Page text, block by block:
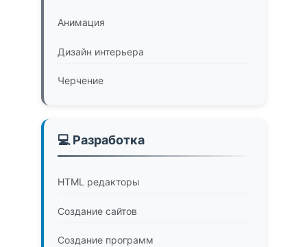
Анимация
Дизайн интерьера
Черчение
💻 Разработка
HTML редакторы
Создание сайтов
Создание программ